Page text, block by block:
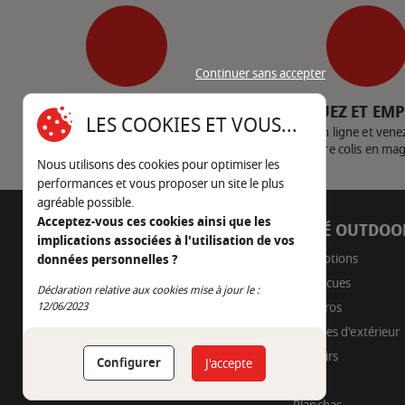
SERVICE CLIENT
Nous contacter
CLIQUEZ ET
Achetez en ligne et
votre colis en
AUTOUR DU FEU
05 45 22 98 09
Nous envoyer un e-mail
CÔTÉ
Promotions
Barbecues
Braseros
Cuisines d'extérieur
Fumoirs
Continuer sans accepter
LES COOKIES ET VOUS...
Nous utilisons des cookies pour optimiser les
performances et vous proposer un site le plus
agréable possible.
Acceptez-vous ces cookies ainsi que les
implications associées à l'utilisation de vos
données personnelles ?
Déclaration relative aux cookies mise à jour le :
12/06/2023
Configurer J'accepte